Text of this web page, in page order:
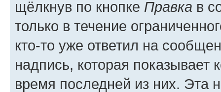
щёлкнув по кнопке Правка в
только в течение
кто-то уже ответил на
надпись, которая показывает
время последней из них. Эта